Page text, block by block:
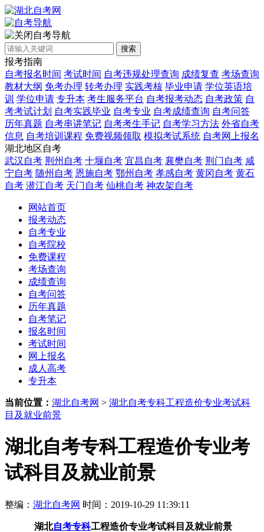
自考导航
搜索
报考指南
自考报名时间 考试时间 自考违规处理查询 成绩复查 考场查询
教材大纲 免考办理 转考办理 实践考核 毕业申请 学位英语培
训 学位申请 专升本 考生服务平台 自考报考动态 自考政策 自
考考试计划 自考实践毕业 自考专业 自考成绩查询 自考问答
历年真题 自考串讲笔记 自考考生手记 自考学习方法 外省自考
信息 自考培训课程 免费视频领取 模拟考试系统 自考网上报名
湖北地区自考
武汉自考 荆州自考 十堰自考 宜昌自考 襄樊自考 荆门自考 咸
宁自考 随州自考 恩施自考 鄂州自考 孝感自考 黄冈自考 黄石
自考 潜江自考 天门自考 仙桃自考 神农架自考
网站首页
报考动态
自考专业
自考院校
免费课程
考场查询
成绩查询
自考问答
历年真题
自考笔记
报名时间
考试时间
网上报名
成人高考
专升本
当前位置： 湖北自考网 > 湖北自考专科工程造价专业考试科
目及就业前景
湖北自考专科工程造价专业考
试科目及就业前景
整编： 湖北自考网 时间：2019-10-29 11:39:11
湖北自考专科工程造价专业考试科目及就业前景